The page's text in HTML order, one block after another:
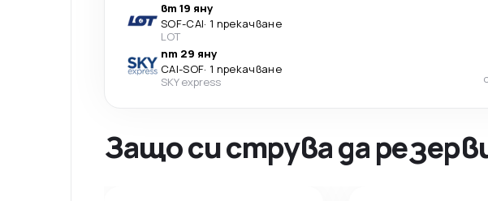
вт 19 яну
SOF-CAI· 1 прекачване
LOT
пт 29 яну
CAI-SOF· 1 прекачване
SKY express
Защо си струва да